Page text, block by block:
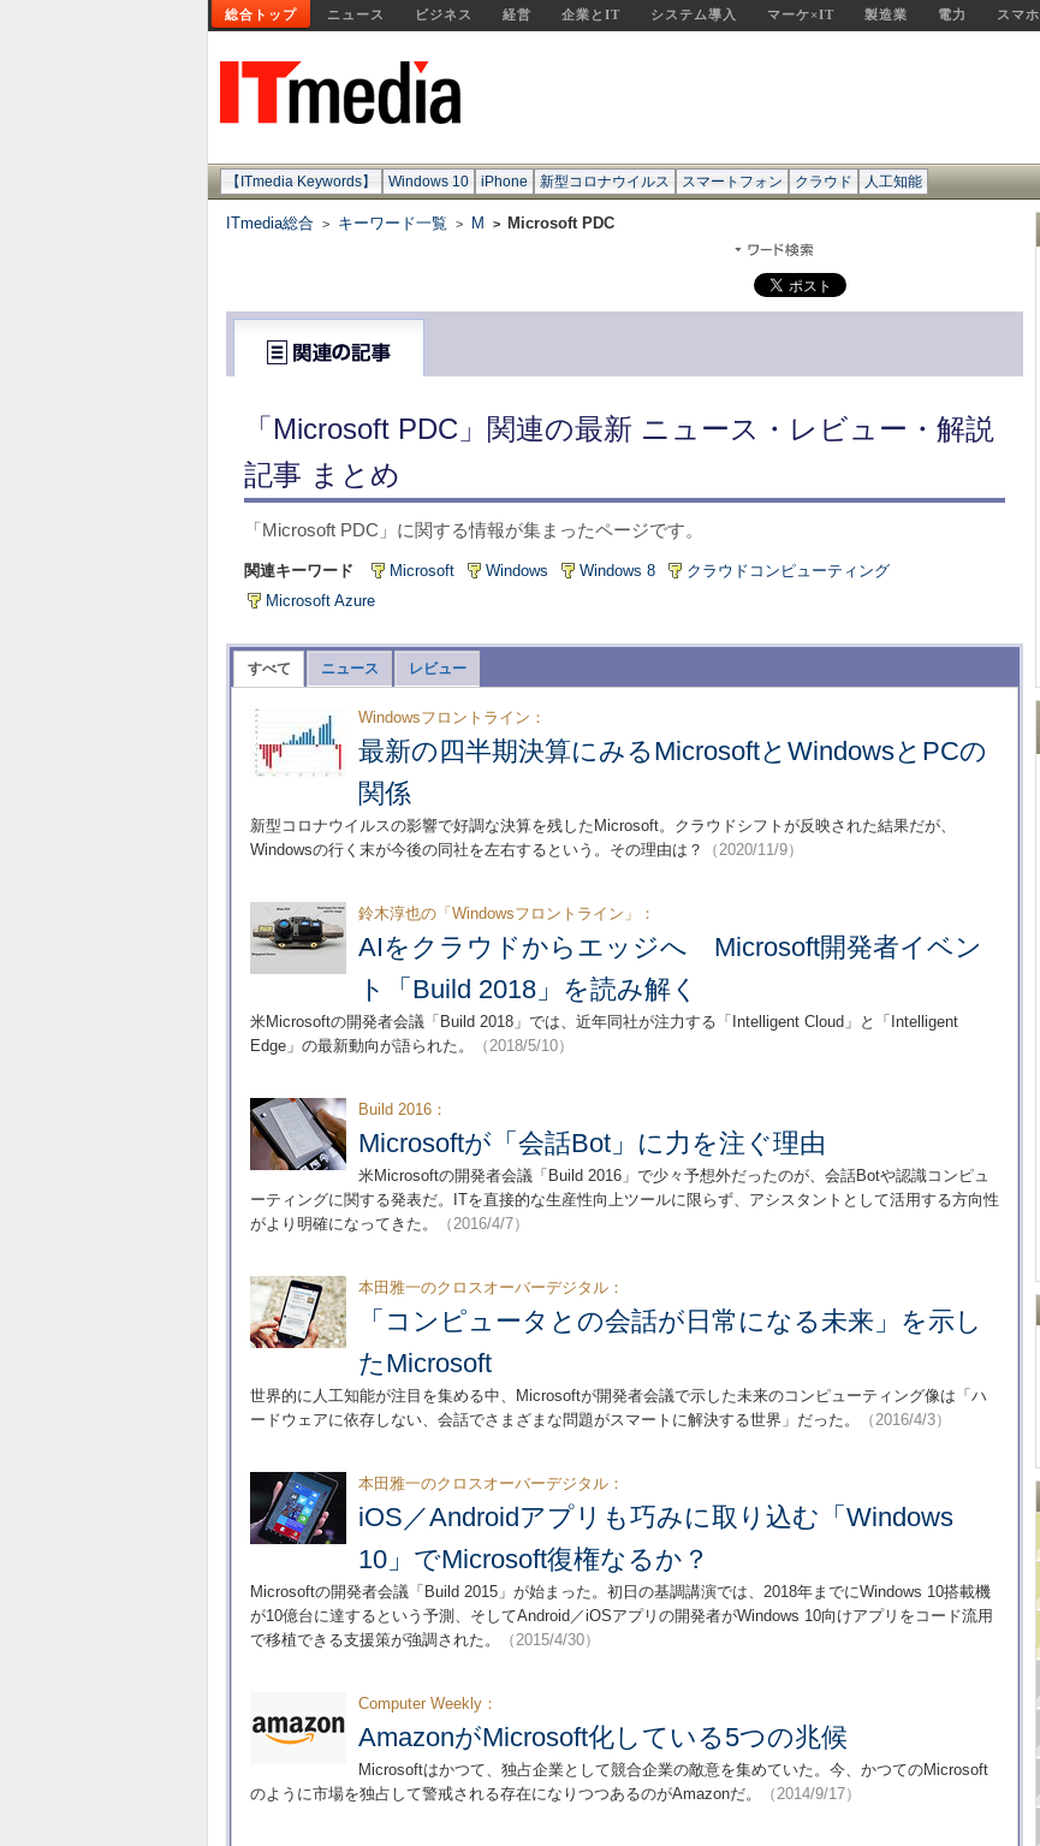
総合トップ ニュース ビジネス 経営 企業とIT システム導入 マーケ×IT 製造業 電力 スマホ
【ITmedia Keywords】 Windows 10 iPhone 新型コロナウイルス スマートフォン クラウド 人工知能
ITmedia総合 > キーワード一覧 > M > Microsoft PDC
「Microsoft PDC」関連の最新 ニュース・レビュー・解説
記事 まとめ
「Microsoft PDC」に関する情報が集まったページです。
関連キーワード Microsoft Windows Windows 8
クラウドコンピューティング
Microsoft Azure
すべて ニュース レビュー
Windowsフロントライン：
最新の四半期決算にみるMicrosoftとWindowsとPCの
関係
新型コロナウイルスの影響で好調な決算を残したMicrosoft。クラウドシフトが反映された結果だが、
Windowsの行く末が今後の同社を左右するという。その理由は？
（2020/11/9）
鈴木淳也の「Windowsフロントライン」：
AIをクラウドからエッジへ Microsoft開発者イベン
ト「Build 2018」を読み解く
米Microsoftの開発者会議「Build 2018」では、近年同社が注力する「Intelligent Cloud」と「Intelligent
Edge」の最新動向が語られた。
（2018/5/10）
Build 2016：
Microsoftが「会話Bot」に力を注ぐ理由
米Microsoftの開発者会議「Build 2016」で少々予想外だったのが、会話Botや認識コンピュ
ーティングに関する発表だ。ITを直接的な生産性向上ツールに限らず、アシスタントとして活用する方向性
がより明確になってきた。
（2016/4/7）
本田雅一のクロスオーバーデジタル：
「コンピュータとの会話が日常になる未来」を示し
たMicrosoft
世界的に人工知能が注目を集める中、Microsoftが開発者会議で示した未来のコンピューティング像は「ハ
ードウェアに依存しない、会話でさまざまな問題がスマートに解決する世界」だった。
（2016/4/3）
本田雅一のクロスオーバーデジタル：
iOS／Androidアプリも巧みに取り込む「Windows
10」でMicrosoft復権なるか？
Microsoftの開発者会議「Build 2015」が始まった。初日の基調講演では、2018年までにWindows 10搭載機
が10億台に達するという予測、そしてAndroid／iOSアプリの開発者がWindows 10向けアプリをコード流用
で移植できる支援策が強調された。
（2015/4/30）
Computer Weekly：
AmazonがMicrosoft化している5つの兆候
Microsoftはかつて、独占企業として競合企業の敵意を集めていた。今、かつてのMicrosoft
のように市場を独占して警戒される存在になりつつあるのがAmazonだ。
（2014/9/17）